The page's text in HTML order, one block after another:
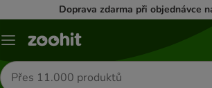
Doprava zdarma při objednávce
Menu
Hledat
produkty